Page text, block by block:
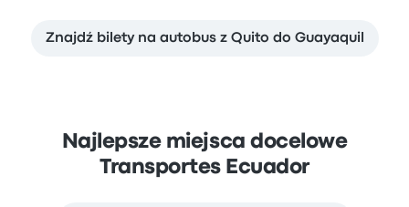
Znajdź bilety na autobus z Quito do Guayaquil
Najlepsze miejsca docelowe
Transportes Ecuador